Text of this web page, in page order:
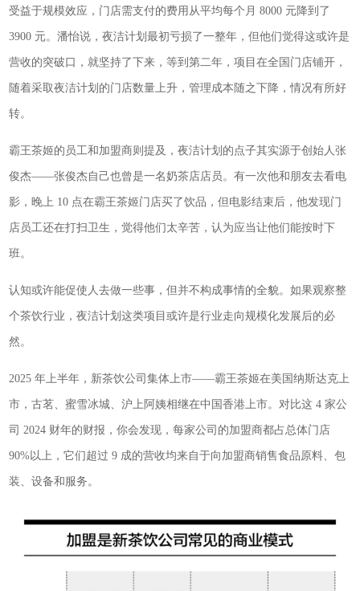
受益于规模效应，门店需支付的费用从平均每个月 8000 元降到了
3900 元。潘怡说，夜洁计划最初亏损了一整年，但他们觉得这或许是
营收的突破口，就坚持了下来，等到第二年，项目在全国门店铺开，
随着采取夜洁计划的门店数量上升，管理成本随之下降，情况有所好
转。
霸王茶姬的员工和加盟商则提及，夜洁计划的点子其实源于创始人张
俊杰——张俊杰自己也曾是一名奶茶店店员。有一次他和朋友去看电
影，晚上 10 点在霸王茶姬门店买了饮品，但电影结束后，他发现门
店员工还在打扫卫生，觉得他们太辛苦，认为应当让他们能按时下
班。
认知或许能促使人去做一些事，但并不构成事情的全貌。如果观察整
个茶饮行业，夜洁计划这类项目或许是行业走向规模化发展后的必
然。
2025 年上半年，新茶饮公司集体上市——霸王茶姬在美国纳斯达克上
市，古茗、蜜雪冰城、沪上阿姨相继在中国香港上市。对比这 4 家公
司 2024 财年的财报，你会发现，每家公司的加盟商都占总体门店
90%以上，它们超过 9 成的营收均来自于向加盟商销售食品原料、包
装、设备和服务。